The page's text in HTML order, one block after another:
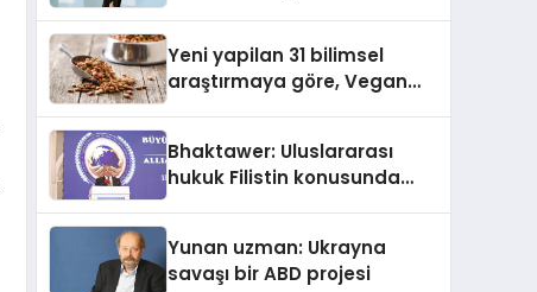
Yeni yapilan 31 bilimsel
araştırmaya göre, Vegan
Sindirildiğini Ortaya Koydu
Bhaktawer: Uluslararası
hukuk Filistin konusunda
Yunan uzman: Ukrayna
savaşı bir ABD projesi